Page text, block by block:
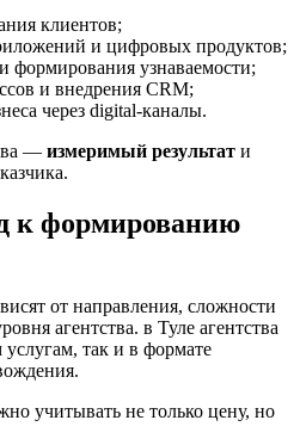
клиентов;
и цифровых продуктов;
формирования узнаваемости;
и внедрения CRM;
через digital-каналы.
— измеримый результат и
к формированию
от направления, сложности
агентства. в Туле агентства
так и в формате
учитывать не только цену, но